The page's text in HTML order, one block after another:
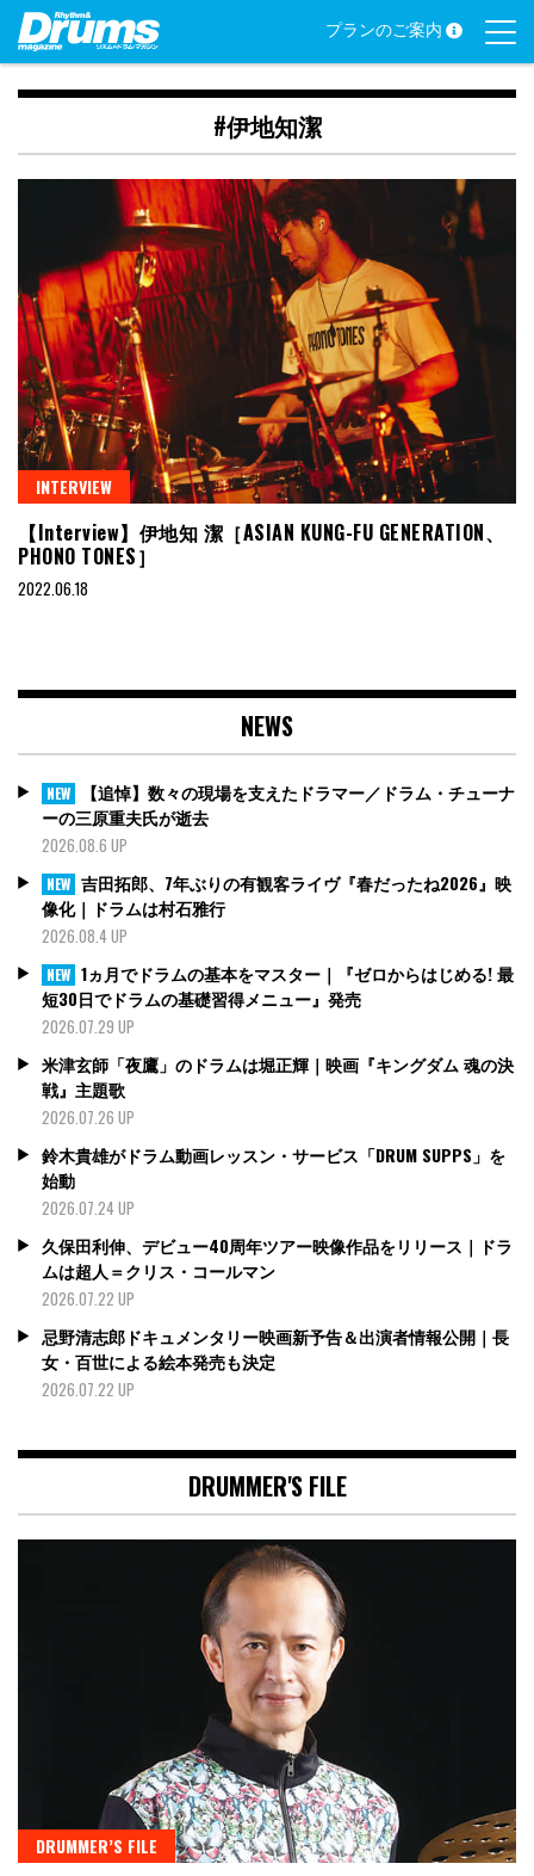
Skip
content
プランのご案内
#伊地知潔
INTERVIEW
【Interview】伊地知 潔［ASIAN KUNG-FU GENERATION、
PHONO TONES］
2022.06.18
NEWS
NEW
【追悼】数々の現場を支えたドラマー／ドラム・チューナ
ーの三原重夫氏が逝去
2026.08.6 UP
NEW 吉田拓郎、7年ぶりの有観客ライヴ『春だったね2026』映
像化｜ドラムは村石雅行
2026.08.4 UP
NEW 1ヵ月でドラムの基本をマスター｜『ゼロからはじめる! 最
短30日でドラムの基礎習得メニュー』発売
2026.07.29 UP
米津玄師「夜鷹」のドラムは堀正輝｜映画『キングダム 魂の決
戦』主題歌
2026.07.26 UP
鈴木貴雄がドラム動画レッスン・サービス「DRUM SUPPS」を
始動
2026.07.24 UP
久保田利伸、デビュー40周年ツアー映像作品をリリース｜ドラ
ムは超人＝クリス・コールマン
2026.07.22 UP
忌野清志郎ドキュメンタリー映画新予告＆出演者情報公開｜長
女・百世による絵本発売も決定
2026.07.22 UP
DRUMMER'S FILE
DRUMMER’S FILE